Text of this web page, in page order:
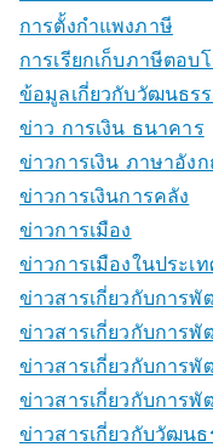
การตั้งกำแพงภาษี
การเรียกเก็บภาษีตอบ
ข้อมูลเกี่ยวกับวัฒนธร
ข่าว การเงิน ธนาคาร
ข่าวการเงิน ภาษาอัง
ข่าวการเงินการคลัง
ข่าวการเมือง
ข่าวการเมืองในประเ
ข่าวสารเกี่ยวกับการ
ข่าวสารเกี่ยวกับการ
ข่าวสารเกี่ยวกับการ
ข่าวสารเกี่ยวกับการ
ข่าวสารเกี่ยวกับวัฒน